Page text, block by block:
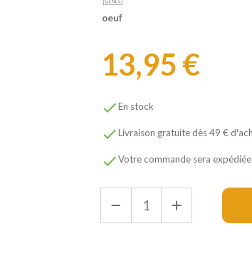
oeuf
13,95 €
En stock
Livraison gratuite dès 49 €
Votre commande sera